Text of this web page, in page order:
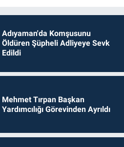
Adıyaman'da Komşusunu
Öldüren Şüpheli Adliyeye Sevk
Edildi
Mehmet Tırpan Başkan
Yardımcılığı Görevinden Ayrıldı